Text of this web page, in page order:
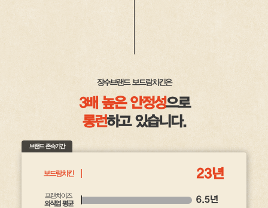
장수브랜드 보드람치킨은
3배 높은 안정성으로
롱런하고 있습니다.
브랜드 존속기간
보드람치킨 23년
프랜차이즈
외식업 평균
6.5년